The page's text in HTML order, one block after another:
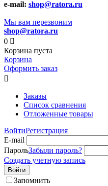
e-mail: shop@ratora.ru
Мы вам перезвоним
shop@ratora.ru
0 
Корзина пуста
Корзина
Оформить заказ

Заказы
Список сравнения
Отложенные товары
ВойтиРегистрация
E-mail
ПарольЗабыли пароль?
Создать учетную запись
Войти
Запомнить